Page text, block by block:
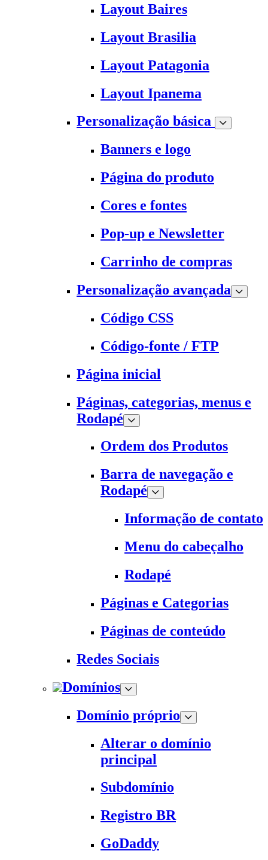
Layout Baires
Layout Brasilia
Layout Patagonia
Layout Ipanema
Personalização básica
Banners e logo
Página do produto
Cores e fontes
Pop-up e Newsletter
Carrinho de compras
Personalização avançada
Código CSS
Código-fonte / FTP
Página inicial
Páginas, categorias, menus e
Rodapé
Ordem dos Produtos
Barra de navegação e
Rodapé
Informação de contato
Menu do cabeçalho
Rodapé
Páginas e Categorias
Páginas de conteúdo
Redes Sociais
Domínios
Domínio próprio
Alterar o domínio
principal
Subdomínio
Registro BR
GoDaddy